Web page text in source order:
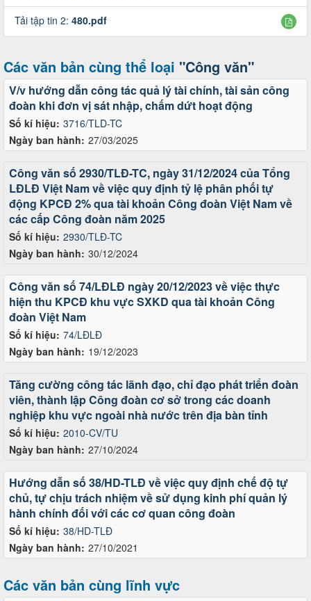
Tải tập tin 2: 480.pdf
Các văn bản cùng thể loại "Công văn"
Số kí hiệu: 3716/TLD-TC
Ngày ban hành: 27/03/2025
V/v hướng dẫn công tác quả lý tài chính, tài sản công
đoàn khi đơn vị sát nhập, chấm dứt hoạt động
Số kí hiệu: 2930/TLĐ-TC
Ngày ban hành: 30/12/2024
Công văn số 2930/TLĐ-TC, ngày 31/12/2024 của Tổng
LĐLĐ Việt Nam về việc quy định tỷ lệ phân phối tự
động KPCĐ 2% qua tài khoản Công đoàn Việt Nam về
các cấp Công đoàn năm 2025
Số kí hiệu: 74/LĐLĐ
Ngày ban hành: 19/12/2023
Công văn số 74/LĐLĐ ngày 20/12/2023 về việc thực
hiện thu KPCĐ khu vực SXKD qua tài khoản Công
đoàn Việt Nam
Số kí hiệu: 2010-CV/TU
Ngày ban hành: 27/10/2024
Tăng cường công tác lãnh đạo, chỉ đạo phát triển đoàn
viên, thành lập Công đoàn cơ sở trong các doanh
nghiệp khu vực ngoài nhà nước trên địa bàn tỉnh
Số kí hiệu: 38/HD-TLĐ
Ngày ban hành: 27/10/2021
Hướng dẫn số 38/HD-TLĐ về việc quy định chế độ tự
chủ, tự chịu trách nhiệm về sử dụng kinh phí quản lý
hành chính đối với các cơ quan công đoàn
Các văn bản cùng lĩnh vực